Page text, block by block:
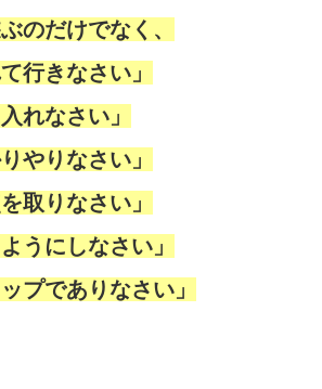
のだけでなく、
行きなさい」
れなさい」
やりなさい」
取りなさい」
うにしなさい」
プでありなさい」